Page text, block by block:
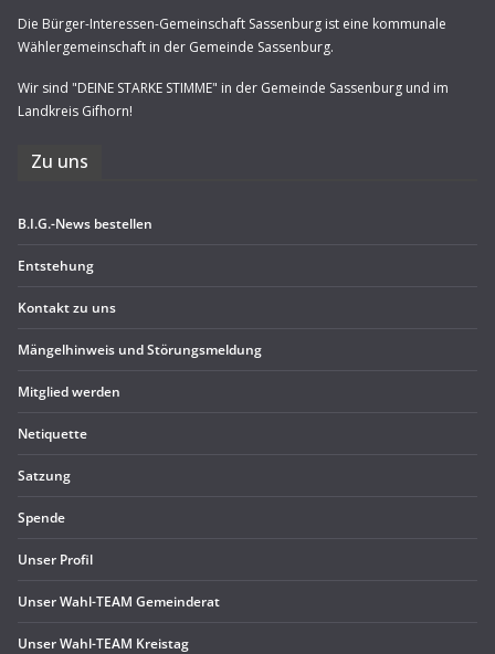
Die Bürger-Interessen-Gemeinschaft Sassenburg ist eine kommunale
Wählergemeinschaft in der Gemeinde Sassenburg.
Wir sind "DEINE STARKE STIMME" in der Gemeinde Sassenburg und im
Landkreis Gifhorn!
Zu uns
B.I.G.-News bestel­len
Ent­ste­hung
Kon­takt zu uns
Män­gel­hin­weis und Störungsmeldung
Mit­glied werden
Neti­quette
Sat­zung
Spende
Unser Pro­fil
Unser Wahl-TEAM Gemeinderat
Unser Wahl-TEAM Kreistag